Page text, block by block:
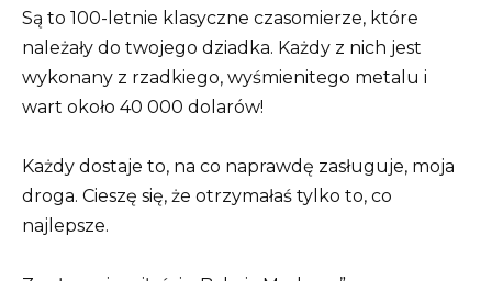
Są to 100-letnie klasyczne czasomierze, które
należały do twojego dziadka. Każdy z nich jest
wykonany z rzadkiego, wyśmienitego metalu i
wart około 40 000 dolarów!
Każdy dostaje to, na co naprawdę zasługuje, moja
droga. Cieszę się, że otrzymałaś tylko to, co
najlepsze.